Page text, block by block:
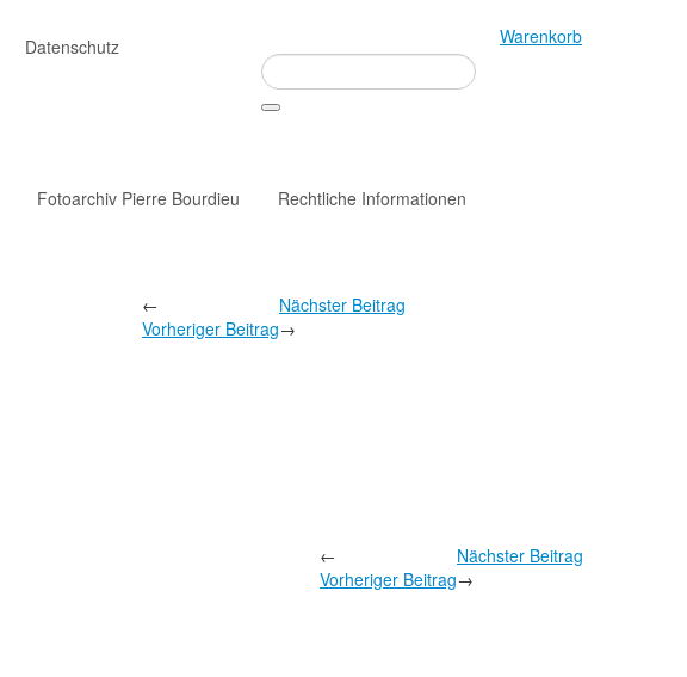
Datenschutz
Warenkorb
Fotoarchiv Pierre Bourdieu Rechtliche Informationen
←
Vorheriger Beitrag
Nächster Beitrag
→
←
Vorheriger Beitrag
Nächster Beitrag
→